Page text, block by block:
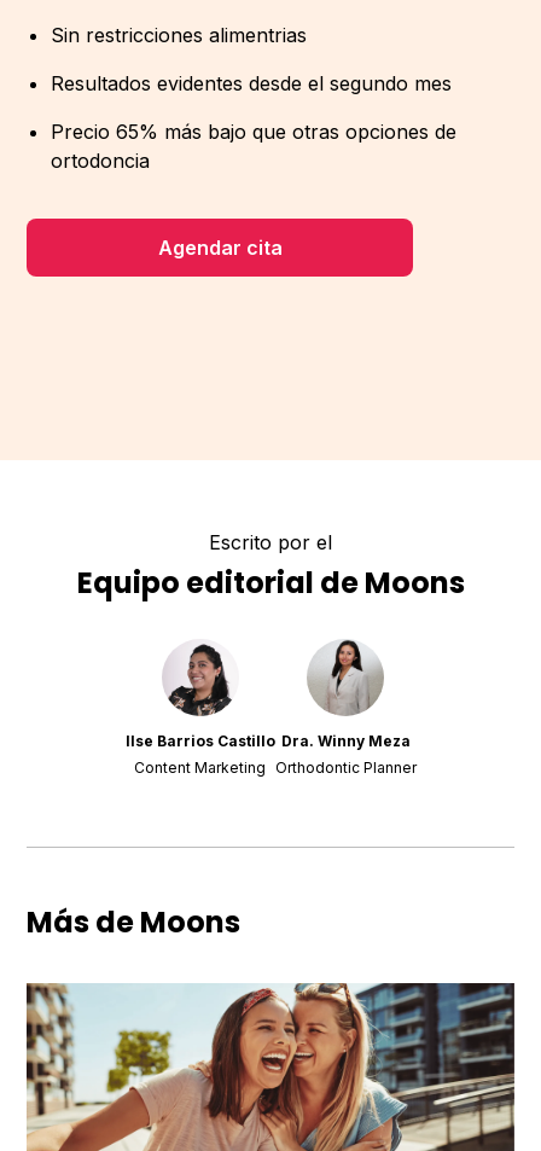
Sin restricciones alimentrias
Resultados evidentes desde el segundo mes
Precio 65% más bajo que otras opciones de
ortodoncia
Agendar cita
Escrito por el
Equipo editorial de Moons
Ilse Barrios Castillo
Content Marketing
Dra. Winny Meza
Orthodontic Planner
Más de Moons